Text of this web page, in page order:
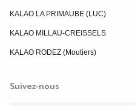
KALAO LA PRIMAUBE (LUC)
KALAO MILLAU-CREISSELS
KALAO RODEZ (Moutiers)
Suivez-nous